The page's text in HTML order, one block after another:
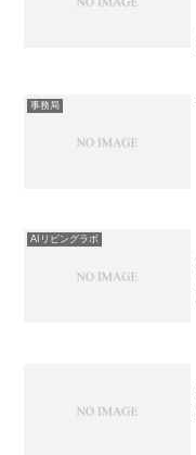
事務局
AIリビングラボ